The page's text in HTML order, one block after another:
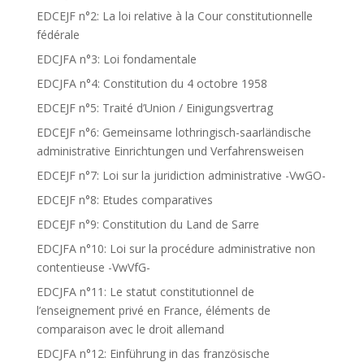
EDCEJF n°2: La loi relative à la Cour constitutionnelle
fédérale
EDCJFA n°3: Loi fondamentale
EDCJFA n°4: Constitution du 4 octobre 1958
EDCEJF n°5: Traité d’Union / Einigungsvertrag
EDCEJF n°6: Gemeinsame lothringisch-saarländische
administrative Einrichtungen und Verfahrensweisen
EDCEJF n°7: Loi sur la juridiction administrative -VwGO-
EDCEJF n°8: Etudes comparatives
EDCEJF n°9: Constitution du Land de Sarre
EDCJFA n°10: Loi sur la procédure administrative non
contentieuse -VwVfG-
EDCJFA n°11: Le statut constitutionnel de
l’enseignement privé en France, éléments de
comparaison avec le droit allemand
EDCJFA n°12: Einführung in das französische